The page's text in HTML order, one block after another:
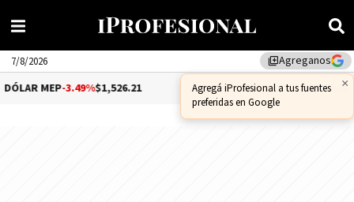
library_addAgreganos
×
Agregá iProfesional a tus fuentes
preferidas en Google
7/8/2026
MEP-3.49%$1,526.21 DÓLAR CCL0.25%$1,579.41